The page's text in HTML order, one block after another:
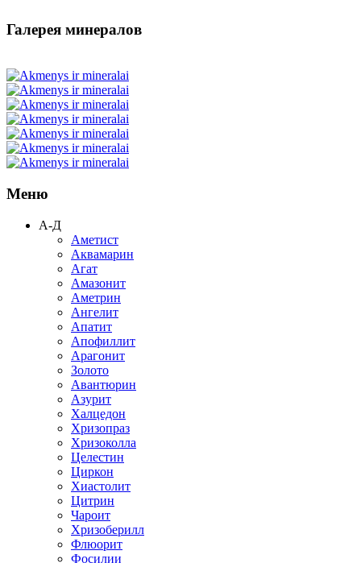
Галерея минералов
Меню
А-Д
Аметист
Аквамарин
Агат
Амазонит
Аметрин
Ангелит
Апатит
Апофиллит
Арагонит
Золото
Авантюрин
Азурит
Халцедон
Хризопраз
Хризоколла
Целестин
Циркон
Хиастолит
Цитрин
Чароит
Хризоберилл
Флюорит
Фосилии